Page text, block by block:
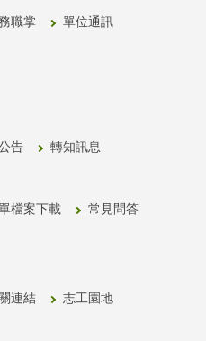
職掌 單位通訊
告 轉知訊息
檔案下載 常見問答
連結 志工園地